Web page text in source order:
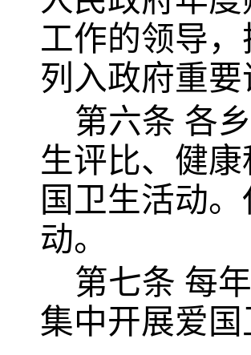
工作的领导
列入政府重
第六条 各
生评比、健
国卫生活动
动。
第七条 每
集中开展爱